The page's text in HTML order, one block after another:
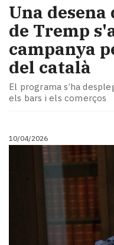
​Una
de Tremp
campanya
del català
El programa s’ha
els bars i els comerços
10/04/2026